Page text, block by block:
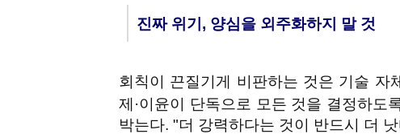
진짜 위기, 양심을 외주화하지 말 것
회칙이 끈질기게 비판하는 것은 기술 자
제·이윤이 단독으로 모든 것을 결정하도
박는다. "더 강력하다는 것이 반드시 더